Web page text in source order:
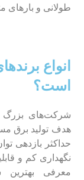
طولانی و بار‌های
انواع
است؟
شرکت‌های بزرگ و
هدف تولید برق
حداکثر بازدهی
نگهداری کم و
معرفی بهترین